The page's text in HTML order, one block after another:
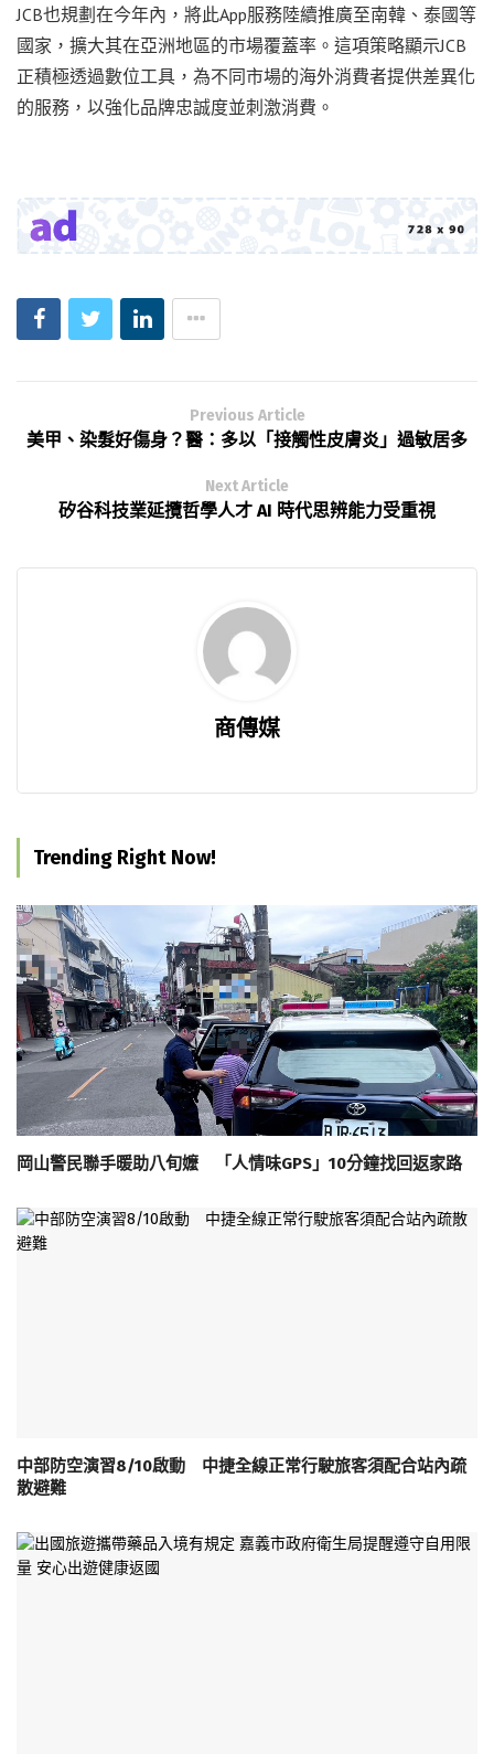
JCB也規劃在今年內，將此App服務陸續推廣至南韓、泰國等
國家，擴大其在亞洲地區的市場覆蓋率。這項策略顯示JCB
正積極透過數位工具，為不同市場的海外消費者提供差異化
的服務，以強化品牌忠誠度並刺激消費。
Previous Article
美甲、染髮好傷身？醫：多以「接觸性皮膚炎」過敏居多
Next Article
矽谷科技業延攬哲學人才 AI 時代思辨能力受重視
商傳媒
Trending Right Now!
岡山警民聯手暖助八旬嬤 「人情味GPS」10分鐘找回返家路
中部防空演習8/10啟動 中捷全線正常行駛旅客須配合站內疏
散避難